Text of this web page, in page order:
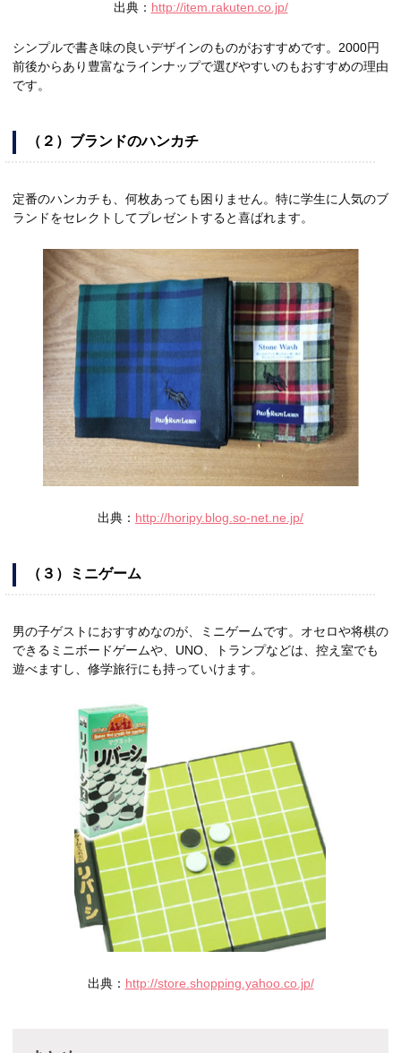
出典： http://item.rakuten.co.jp/
シンプルで書き味の良いデザインのものがおすすめです。2000円
前後からあり豊富なラインナップで選びやすいのもおすすめの理由
です。
（２）ブランドのハンカチ
定番のハンカチも、何枚あっても困りません。特に学生に人気のブ
ランドをセレクトしてプレゼントすると喜ばれます。
出典： http://horipy.blog.so-net.ne.jp/
（３）ミニゲーム
男の子ゲストにおすすめなのが、ミニゲームです。オセロや将棋の
できるミニボードゲームや、UNO、トランプなどは、控え室でも
遊べますし、修学旅行にも持っていけます。
出典： http://store.shopping.yahoo.co.jp/